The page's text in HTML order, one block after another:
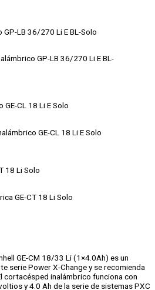
LB 36/270 Li E BL-Solo
CL 18 Li E Solo
18 Li Solo
GE-CM 18/33 Li (1×4.0Ah) es un
serie Power X-Change y se recomienda
cortacésped inalámbrico funciona con
y 4.0 Ah de la serie de sistemas PXC